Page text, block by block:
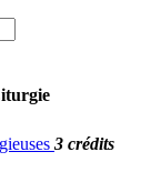
3 crédits